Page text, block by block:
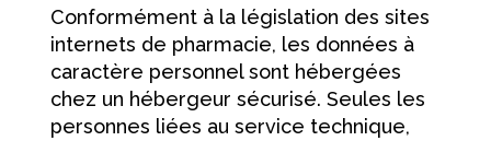
Conformément à la législation des sites
internets de pharmacie, les données à
caractère personnel sont hébergées
chez un hébergeur sécurisé. Seules les
personnes liées au service technique,